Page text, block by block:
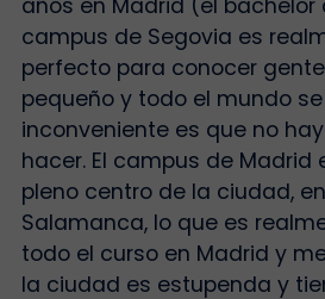
años en Madrid (el bachelor
campus de Segovia es
perfecto para conocer
pequeño y todo el mundo
inconveniente es que no
hacer. El campus de Madrid
pleno centro de la ciudad,
Salamanca, lo que es
todo el curso en Madrid y
la ciudad es estupenda y